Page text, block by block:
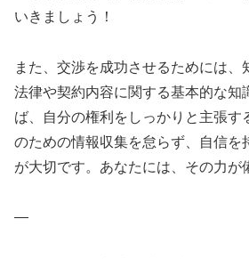
いきましょう！
また、交渉を成功させるためには、
法律や契約内容に関する基本的な知
ば、自分の権利をしっかりと主張す
のための情報収集を怠らず、自信を
が大切です。あなたには、その力が
—